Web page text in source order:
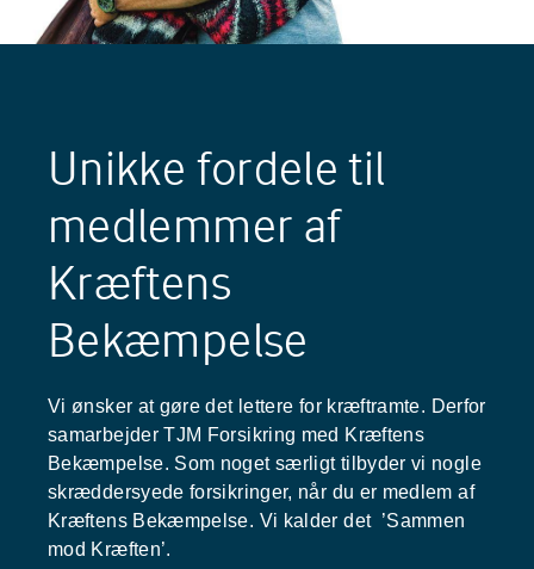
Unikke fordele til
medlemmer af
Kræftens
Bekæmpelse
Vi ønsker at gøre det lettere for kræftramte. Derfor
samarbejder TJM Forsikring med Kræftens
Bekæmpelse. Som noget særligt tilbyder vi nogle
skræddersyede forsikringer, når du er medlem af
Kræftens Bekæmpelse. Vi kalder det ’Sammen
mod Kræften’.